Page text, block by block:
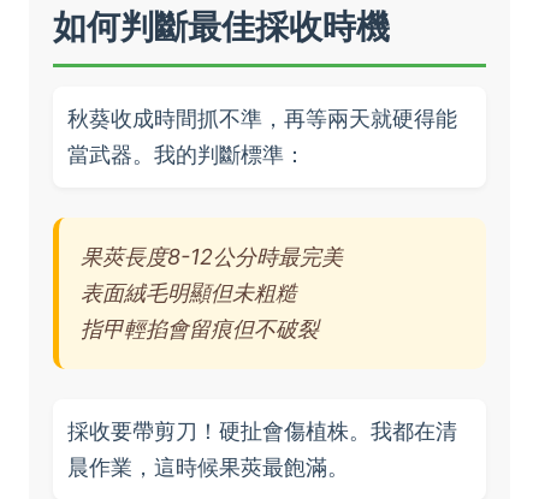
如何判斷最佳採收時機
秋葵收成時間抓不準，再等兩天就硬得能
當武器。我的判斷標準：
果莢長度8-12公分時最完美
表面絨毛明顯但未粗糙
指甲輕掐會留痕但不破裂
採收要帶剪刀！硬扯會傷植株。我都在清
晨作業，這時候果莢最飽滿。